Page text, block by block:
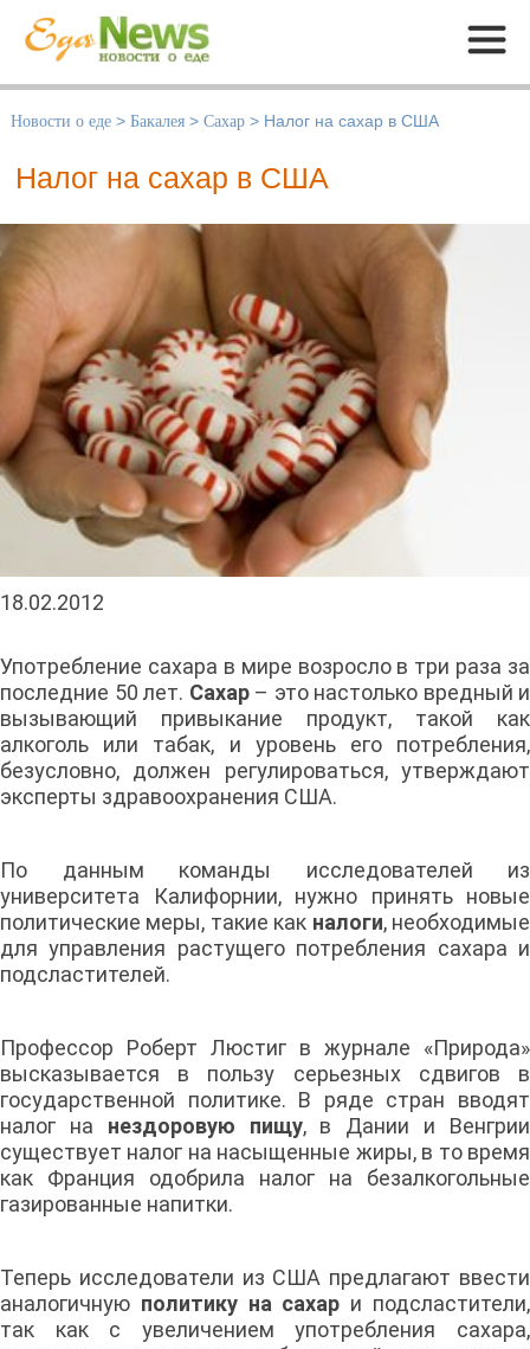
Меню
Новости о еде > Бакалея > Сахар > Налог на сахар в США
Налог на сахар в США
18.02.2012
Употребление сахара в мире возросло в три раза за
последние 50 лет. Сахар– это настолько вредный и
вызывающий привыкание продукт, такой как
алкоголь или табак, и уровень его потребления,
безусловно, должен регулироваться, утверждают
эксперты здравоохранения США.
По данным команды исследователей из
университета Калифорнии, нужно принять новые
политические меры, такие как налоги, необходимые
для управления растущего потребления сахара и
подсластителей.
Профессор Роберт Люстиг в журнале «Природа»
высказывается в пользу серьезных сдвигов в
государственной политике. В ряде стран вводят
налог на нездоровую пищу, в Дании и Венгрии
существует налог на насыщенные жиры, в то время
как Франция одобрила налог на безалкогольные
газированные напитки.
Теперь исследователи из США предлагают ввести
аналогичную политику на сахар и подсластители,
так как с увеличением употребления сахара,